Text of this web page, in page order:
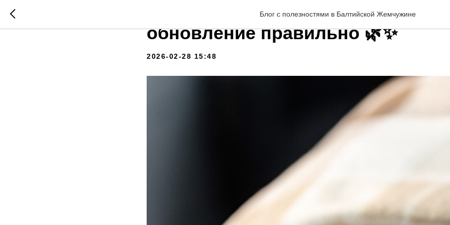
Блог с полезностями в Балтийской Жемчужине
Весенний детокс кожи:
обновление правильно 🌿✨
2026-02-28 15:48